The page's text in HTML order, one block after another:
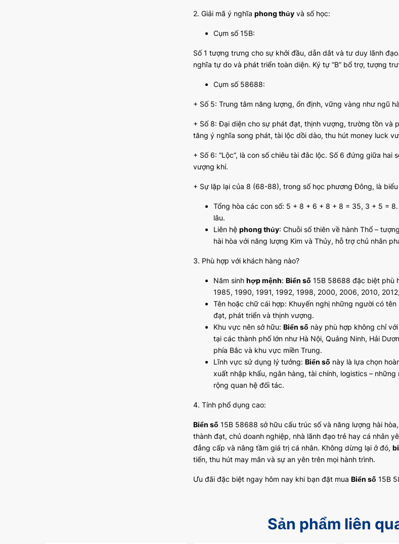
2. Giải mã ý nghĩa phong thủy và số học:
Cụm số 15B:
Số 1 tượng trưng cho sự khởi đầu, dẫn dắt và tư duy lãnh
nghĩa tự do và phát triển toàn diện. Ký tự “B” bổ trợ, tượng
Cụm số 58688:
+ Số 5: Trung tâm năng lượng, ổn định, vững vàng như ngũ
+ Số 8: Đại diện cho sự phát đạt, thịnh vượng, trường tồn và
tăng ý nghĩa song phát, tài lộc dồi dào, thu hút money luck
+ Số 6: “Lộc”, là con số chiêu tài đắc lộc. Số 6 đứng giữa
vượng khí.
+ Sự lặp lại của 8 (68-88), trong số học phương Đông, là
Tổng hòa các con số: 5 + 8 + 6 + 8 + 8 = 35, 3 + 5 =
lâu.
Liên hệ phong thủy: Chuỗi số thiên về hành Thổ –
hài hòa với năng lượng Kim và Thủy, hỗ trợ chủ nhân
3. Phù hợp với khách hàng nào?
Năm sinh hợp mệnh: Biển số 15B 58688 đặc biệt phù
1985, 1990, 1991, 1992, 1998, 2000, 2006, 2010,
Tên hoặc chữ cái hợp: Khuyến nghị những người có
đạt, phát triển và thịnh vượng.
Khu vực nên sở hữu: Biển số này phù hợp không chỉ
tại các thành phố lớn như Hà Nội, Quảng Ninh, Hải
phía Bắc và khu vực miền Trung.
Lĩnh vực sử dụng lý tưởng: Biển số này là lựa chọn
xuất nhập khẩu, ngân hàng, tài chính, logistics –
rộng quan hệ đối tác.
4. Tính phổ dụng cao:
Biển số 15B 58688 sở hữu cấu trúc số và năng lượng hài
thành đạt, chủ doanh nghiệp, nhà lãnh đạo trẻ hay cá nhân
đẳng cấp và nâng tầm giá trị cá nhân. Không dừng lại ở đó,
tiến, thu hút may mắn và sự an yên trên mọi hành trình.
Ưu đãi đặc biệt ngay hôm nay khi bạn đặt mua Biển số 15B
Sản phẩm liên